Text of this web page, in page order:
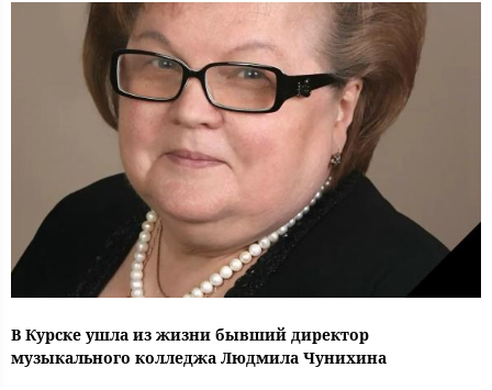
В Курске ушла из жизни бывший директор
музыкального колледжа Людмила Чунихина